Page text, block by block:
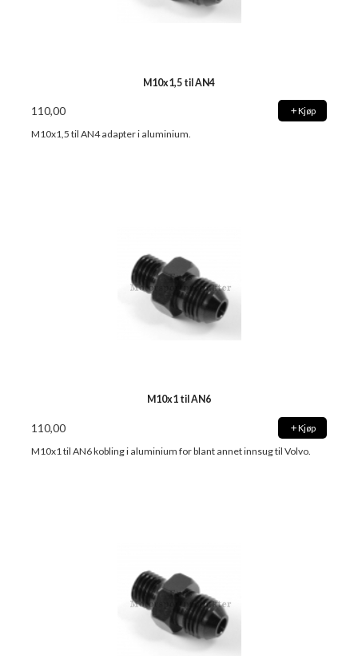
M10x1,5 til AN4
110,00 Kjøp
M10x1,5 til AN4 adapter i aluminium.
M10x1 til AN6
110,00 Kjøp
M10x1 til AN6 kobling i aluminium for blant annet innsug til Volvo.